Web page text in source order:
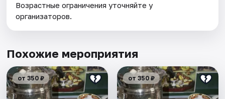
Возрастные ограничения уточняйте у
организаторов.
Похожие мероприятия
от 350 ₽ от 350 ₽